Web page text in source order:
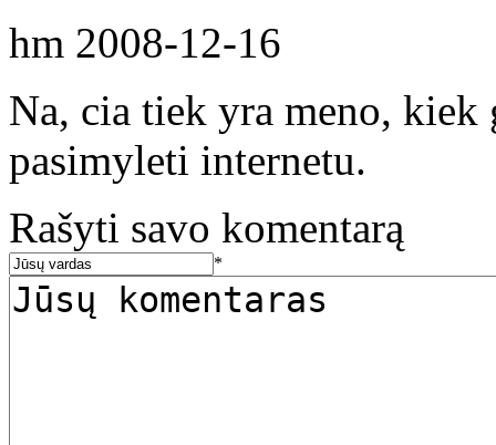
hm 2008-12-16
Na, cia tiek yra meno,
pasimyleti internetu.
Rašyti savo komentarą
*